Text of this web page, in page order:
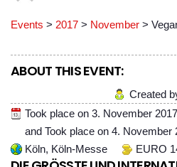
Events > 2017 > November >
ABOUT THIS EVENT:
Created
Took place on 3. November 2017
and Took place on 4. November
Köln, Köln-Messe
EURO